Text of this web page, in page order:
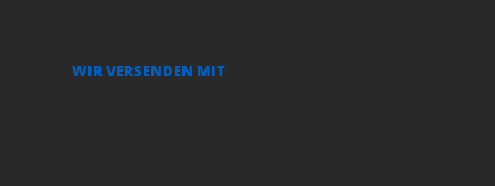
WIR VERSENDEN MIT